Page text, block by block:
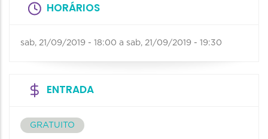
HORÁRIOS
sab, 21/09/2019 - 18:00 a sab, 21/09/2019 - 19:30
ENTRADA
GRATUITO